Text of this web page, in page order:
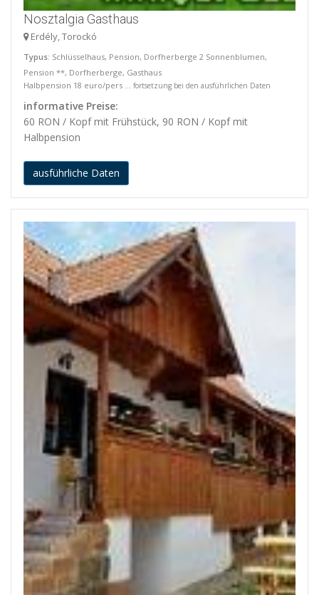
Nosztalgia Gasthaus
Erdély, Torockó
Typus: Schlüsselhaus, Pension, Dorfherberge 2 Sonnenblumen,
Pension **, Dorfherberge, Gasthaus
Halbpension 18 euro/pers ... fortsetzung bei den ausführlichen Daten
informative Preise:
60 RON / Kopf mit Frühstück, 90 RON / Kopf mit
Halbpension
ausführliche Daten